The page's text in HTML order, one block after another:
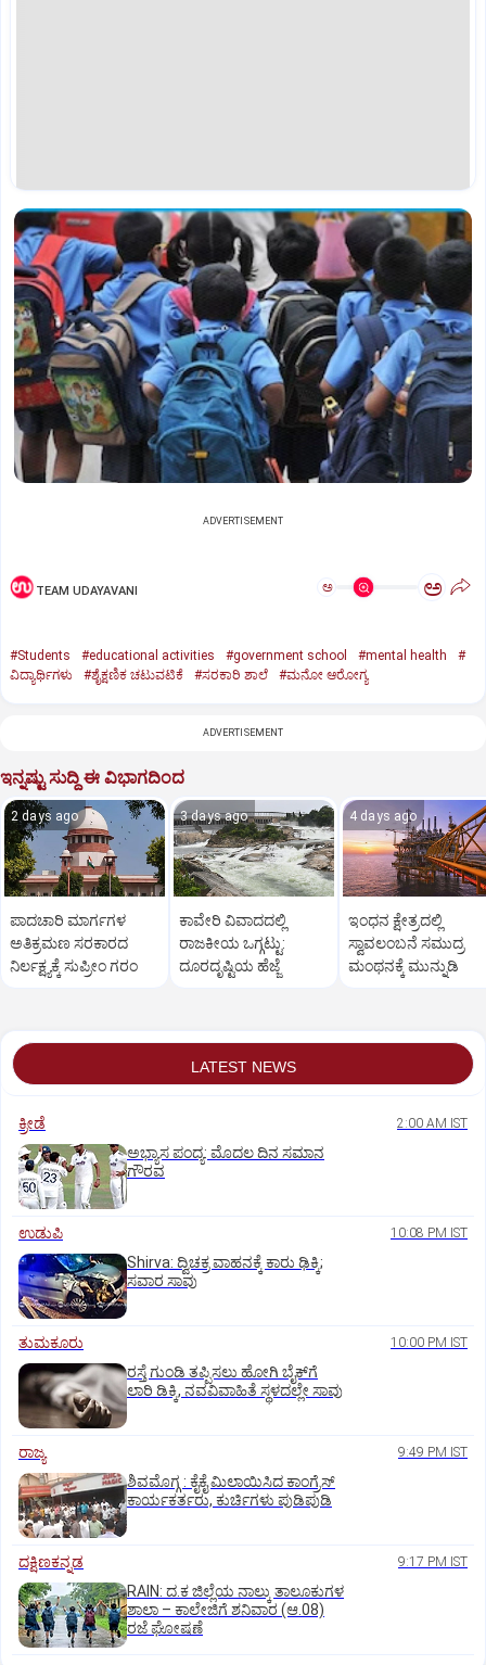
ADVERTISEMENT
TEAM UDAYAVANI ಅ ಅ
#Students #educational activities #government school #mental health
#
ವಿದ್ಯಾರ್ಥಿಗಳು
#ಶೈಕ್ಷಣಿಕ ಚಟುವಟಿಕೆ #ಸರಕಾರಿ ಶಾಲೆ #ಮನೋ ಆರೋಗ್ಯ
ADVERTISEMENT
ಇನ್ನಷ್ಟು ಸುದ್ದಿ ಈ ವಿಭಾಗದಿಂದ
2 days ago
ಪಾದಚಾರಿ ಮಾರ್ಗಗಳ
ಅತಿಕ್ರಮಣ ಸರಕಾರದ
ನಿರ್ಲಕ್ಷ್ಯಕ್ಕೆ ಸುಪ್ರೀಂ ಗರಂ
3 days ago
ಕಾವೇರಿ ವಿವಾದದಲ್ಲಿ
ರಾಜಕೀಯ ಒಗ್ಗಟ್ಟು:
ದೂರದೃಷ್ಟಿಯ ಹೆಜ್ಜೆ
4 days ago
ಇಂಧನ ಕ್ಷೇತ್ರದಲ್ಲಿ
ಸ್ವಾವಲಂಬನೆ ಸಮುದ್ರ
ಮಂಥನಕ್ಕೆ ಮುನ್ನುಡಿ
LATEST NEWS
ಕ್ರೀಡೆ 2:00 AM IST
ಅಭ್ಯಾಸ ಪಂದ್ಯ: ಮೊದಲ ದಿನ ಸಮಾನ
ಗೌರವ
ಉಡುಪಿ 10:08 PM IST
Shirva: ದ್ವಿಚಕ್ರ ವಾಹನಕ್ಕೆ ಕಾರು ಢಿಕ್ಕಿ;
ಸವಾರ ಸಾವು
ತುಮಕೂರು 10:00 PM IST
ರಸ್ತೆ ಗುಂಡಿ ತಪ್ಪಿಸಲು ಹೋಗಿ ಬೈಕ್‌ಗೆ
ಲಾರಿ ಡಿಕ್ಕಿ, ನವವಿವಾಹಿತೆ ಸ್ಥಳದಲ್ಲೇ ಸಾವು
ರಾಜ್ಯ 9:49 PM IST
ಶಿವಮೊಗ್ಗ : ಕೈಕೈ ಮಿಲಾಯಿಸಿದ ಕಾಂಗ್ರೆಸ್
ಕಾರ್ಯಕರ್ತರು, ಕುರ್ಚಿಗಳು ಪುಡಿಪುಡಿ
ದಕ್ಷಿಣಕನ್ನಡ 9:17 PM IST
RAIN: ದ.ಕ ಜಿಲ್ಲೆಯ ನಾಲ್ಕು ತಾಲೂಕುಗಳ
ಶಾಲಾ – ಕಾಲೇಜಿಗೆ ಶನಿವಾರ (ಆ.08)
ರಜೆ ಘೋಷಣೆ